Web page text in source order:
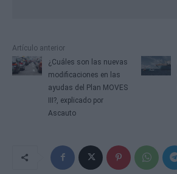
Artículo anterior
¿Cuáles son las nuevas
modificaciones en las
ayudas del Plan MOVES
III?, explicado por
Ascauto